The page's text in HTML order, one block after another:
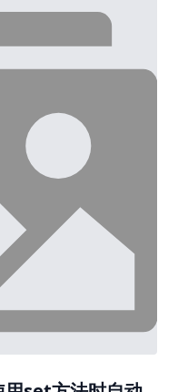
set方法时自动
强转获得
得Session，然后在set